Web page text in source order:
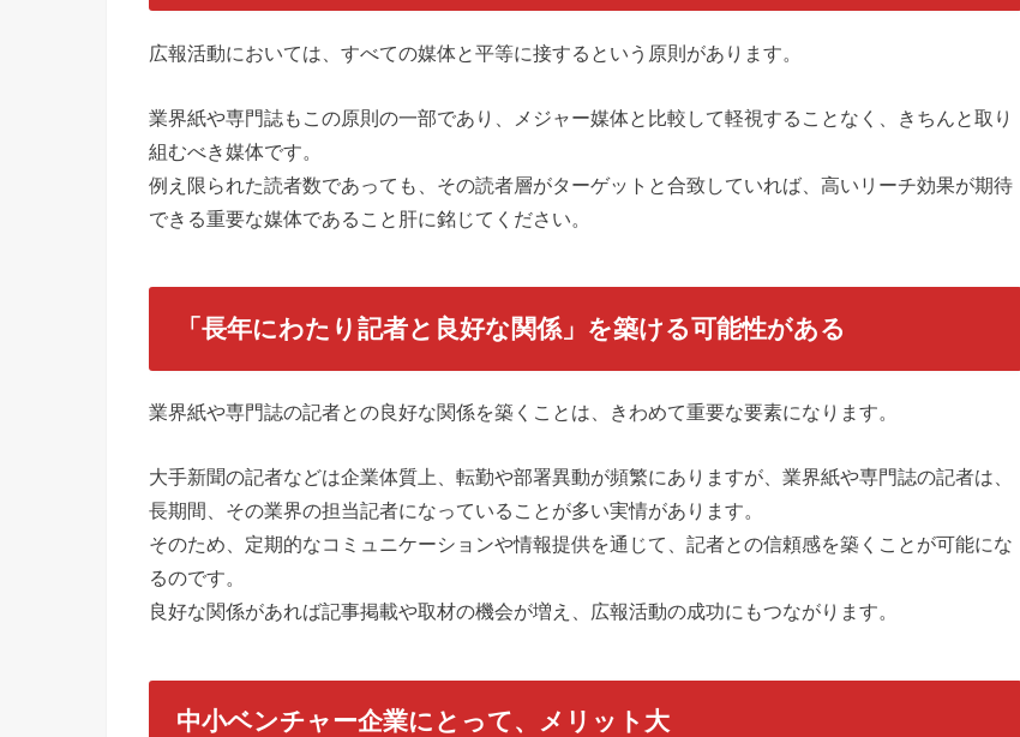
広報活動においては、すべての媒体と平等に接するという原則があります。
業界紙や専門誌もこの原則の一部であり、メジャー媒体と比較して軽視することなく、きちんと取り
組むべき媒体です。
例え限られた読者数であっても、その読者層がターゲットと合致していれば、高いリーチ効果が期待
できる重要な媒体であること肝に銘じてください。
「長年にわたり記者と良好な関係」を築ける可能性がある
業界紙や専門誌の記者との良好な関係を築くことは、きわめて重要な要素になります。
大手新聞の記者などは企業体質上、転勤や部署異動が頻繁にありますが、業界紙や専門誌の記者は、
長期間、その業界の担当記者になっていることが多い実情があります。
そのため、定期的なコミュニケーションや情報提供を通じて、記者との信頼感を築くことが可能にな
るのです。
良好な関係があれば記事掲載や取材の機会が増え、広報活動の成功にもつながります。
中小ベンチャー企業にとって、メリット大